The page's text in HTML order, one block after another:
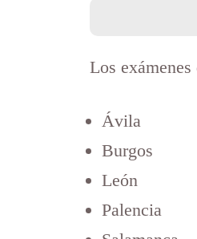
Los
Ávila
Burgos
León
Palencia